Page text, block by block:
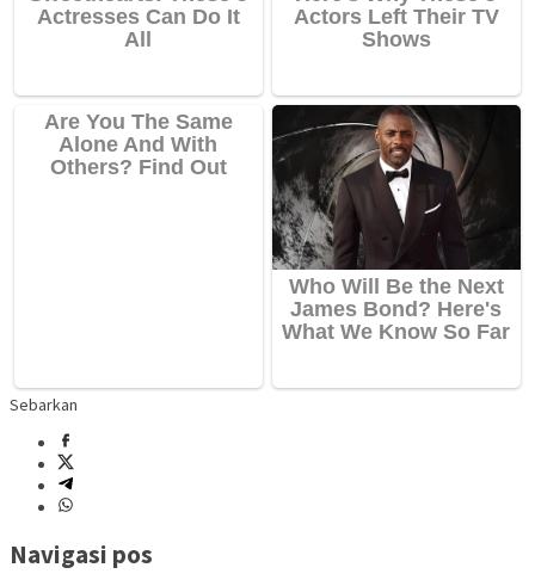
Sebarkan
Navigasi pos